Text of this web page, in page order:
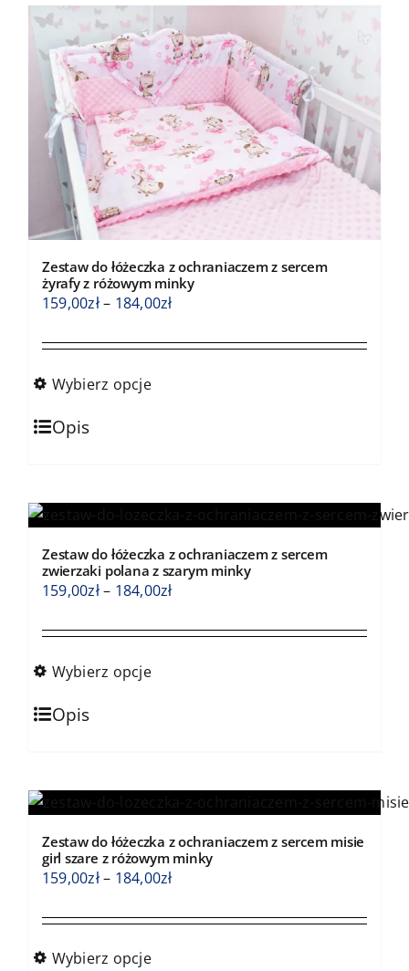
wariantów.
Opcje
można
wybrać
na
stronie
produktu
Zestaw do łóżeczka z ochraniaczem z sercem
żyrafy z różowym minky
159,00zł– 184,00złZakres
od
Wybierz opcje
Ten
produkt
wariantów.
można
wybrać
stronie
produktu
Opis
Zestaw do łóżeczka z ochraniaczem z sercem
zwierzaki polana z szarym minky
159,00zł– 184,00złZakres
od
Wybierz opcje
Ten
produkt
wariantów.
można
wybrać
stronie
produktu
Opis
Zestaw do łóżeczka z ochraniaczem z sercem misie
girl szare z różowym minky
159,00zł– 184,00złZakres
od
Wybierz opcje